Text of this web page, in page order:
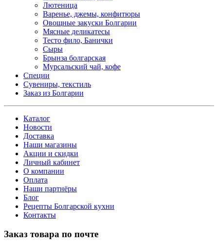
Лютеница
Варенье, джемы, конфитюры
Овощные закуски Болгарии
Мясные деликатесы
Тесто фило, Банички
Сыры
Брынза болгарская
Мурсальский чай, кофе
Специи
Сувениры, текстиль
Заказ из Болгарии
Каталог
Новости
Доставка
Наши магазины
Акции и скидки
Личный кабинет
О компании
Оплата
Наши партнёры
Блог
Рецепты Болгарской кухни
Контакты
Заказ товара по почте